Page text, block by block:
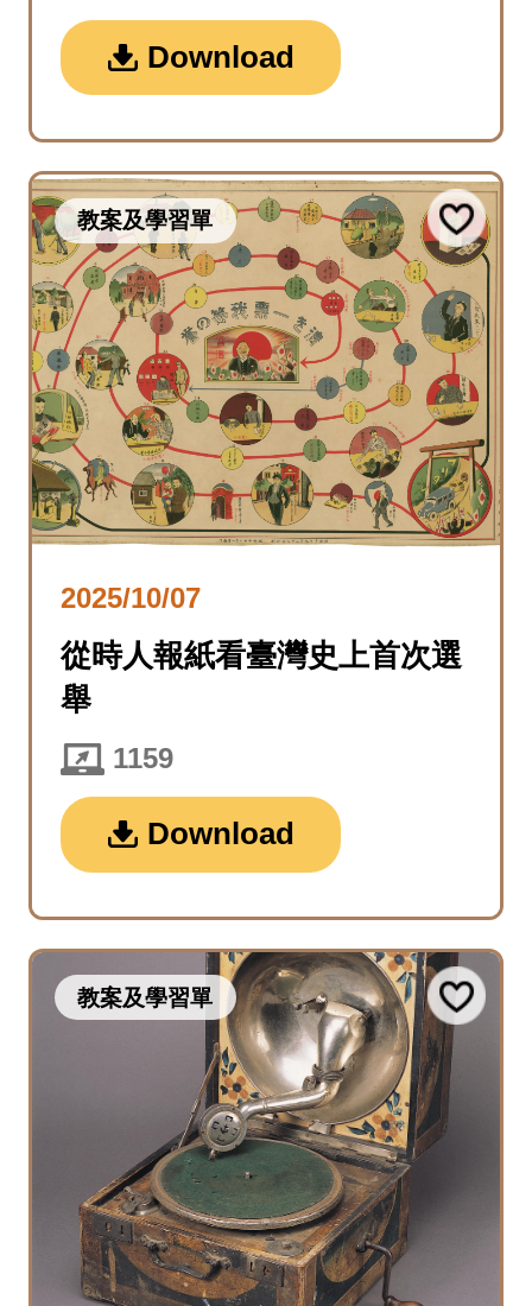
Download
教案及學習單
2025/10/07
從時人報紙看臺灣史上首次選
舉
1159
Download
教案及學習單